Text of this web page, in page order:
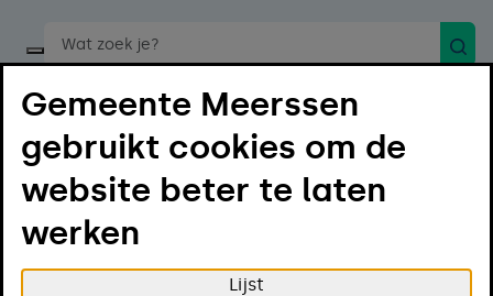
Start een spraakopdracht
Menu
Gemeente Meerssen
gebruikt cookies om de
website beter te laten
werken
Lijst